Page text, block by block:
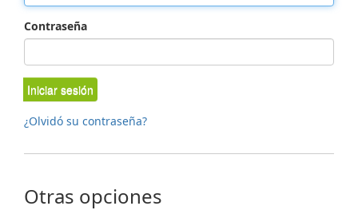
Contraseña
Iniciar sesión
¿Olvidó su contraseña?
Otras opciones